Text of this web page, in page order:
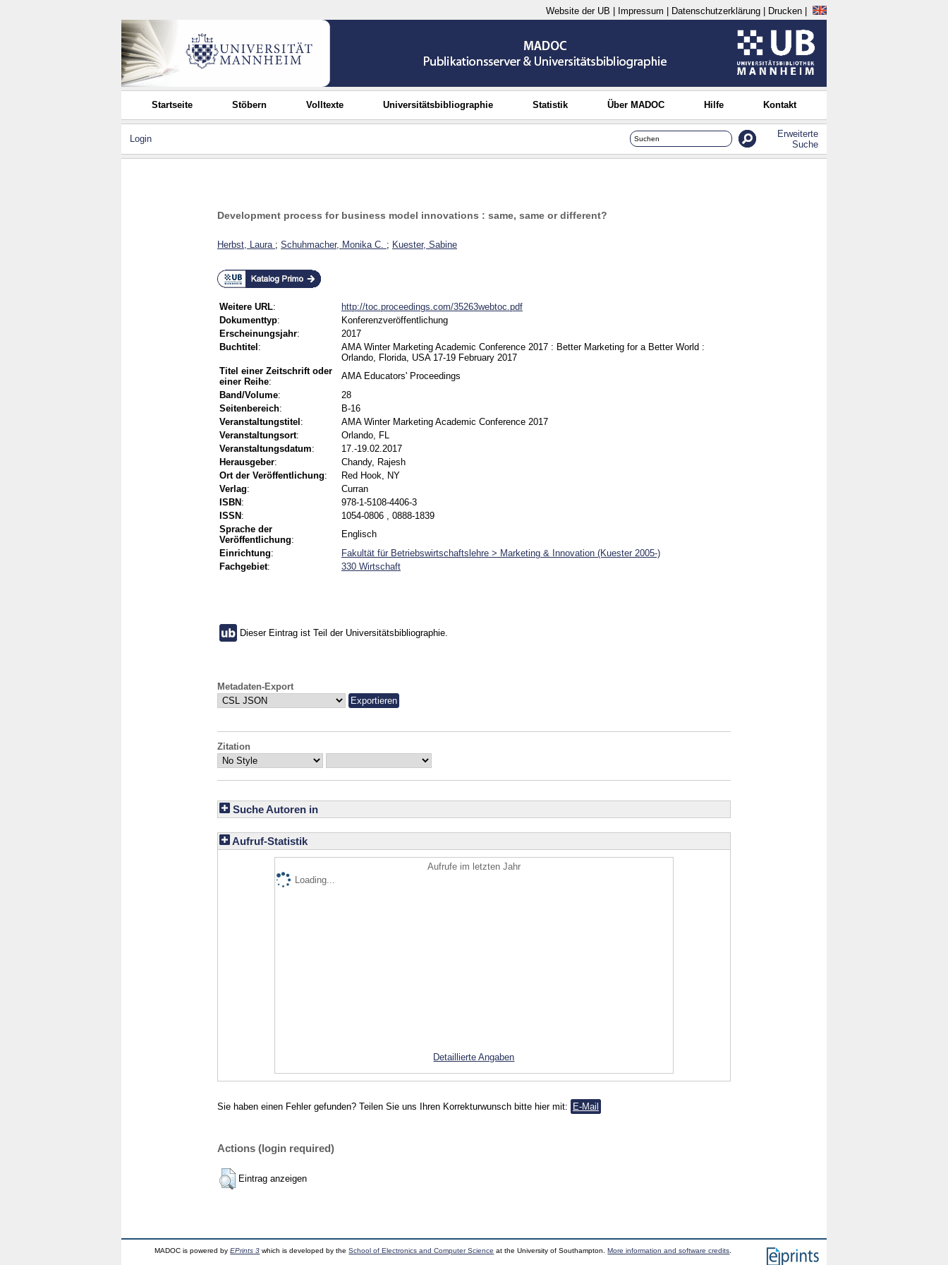
Website der UB Impressum Datenschutzerklärung Drucken
Startseite Stöbern Volltexte Universitätsbibliographie Statistik Über MADOC Hilfe Kontakt
Login
Erweiterte
Suche
Development process for business model innovations : same, same or different?
Herbst, Laura ; Schuhmacher, Monika C. ; Kuester, Sabine
Weitere URL:
http://toc.proceedings.com/35263webtoc.pdf
Dokumenttyp:
Konferenzveröffentlichung
Erscheinungsjahr:
2017
Buchtitel :
AMA Winter Marketing Academic Conference 2017 : Better Marketing for a Better World :
Orlando, Florida, USA 17-19 February 2017
Titel einer Zeitschrift oder
einer Reihe:
AMA Educators' Proceedings
Band/Volume:
28
Seitenbereich:
B-16
Veranstaltungstitel :
AMA Winter Marketing Academic Conference 2017
Veranstaltungsort:
Orlando, FL
Veranstaltungsdatum:
17.-19.02.2017
Herausgeber:
Chandy, Rajesh
Ort der Veröffentlichung:
Red Hook, NY
Verlag:
Curran
ISBN :
978-1-5108-4406-3
ISSN :
1054-0806 , 0888-1839
Sprache der
Veröffentlichung:
Englisch
Einrichtung:
Fakultät für Betriebswirtschaftslehre > Marketing & Innovation (Kuester 2005-)
Fachgebiet: 330 Wirtschaft
Dieser Eintrag ist Teil der Universitätsbibliographie.
Metadaten-Export
Zitation
Suche Autoren in
Aufruf-Statistik
Aufrufe im letzten Jahr
Loading...
Detaillierte Angaben
Sie haben einen Fehler gefunden? Teilen Sie uns Ihren Korrekturwunsch bitte hier mit: E-Mail
Actions (login required)
Eintrag anzeigen
MADOC is powered byEPrints 3 which is developed by theSchool of Electronics and Computer Science at the University of Southampton.More information and software credits